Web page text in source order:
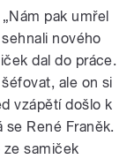
pak umřel
nového
dal do práce.
ale on si
vzápětí došlo k
René Franěk.
samiček